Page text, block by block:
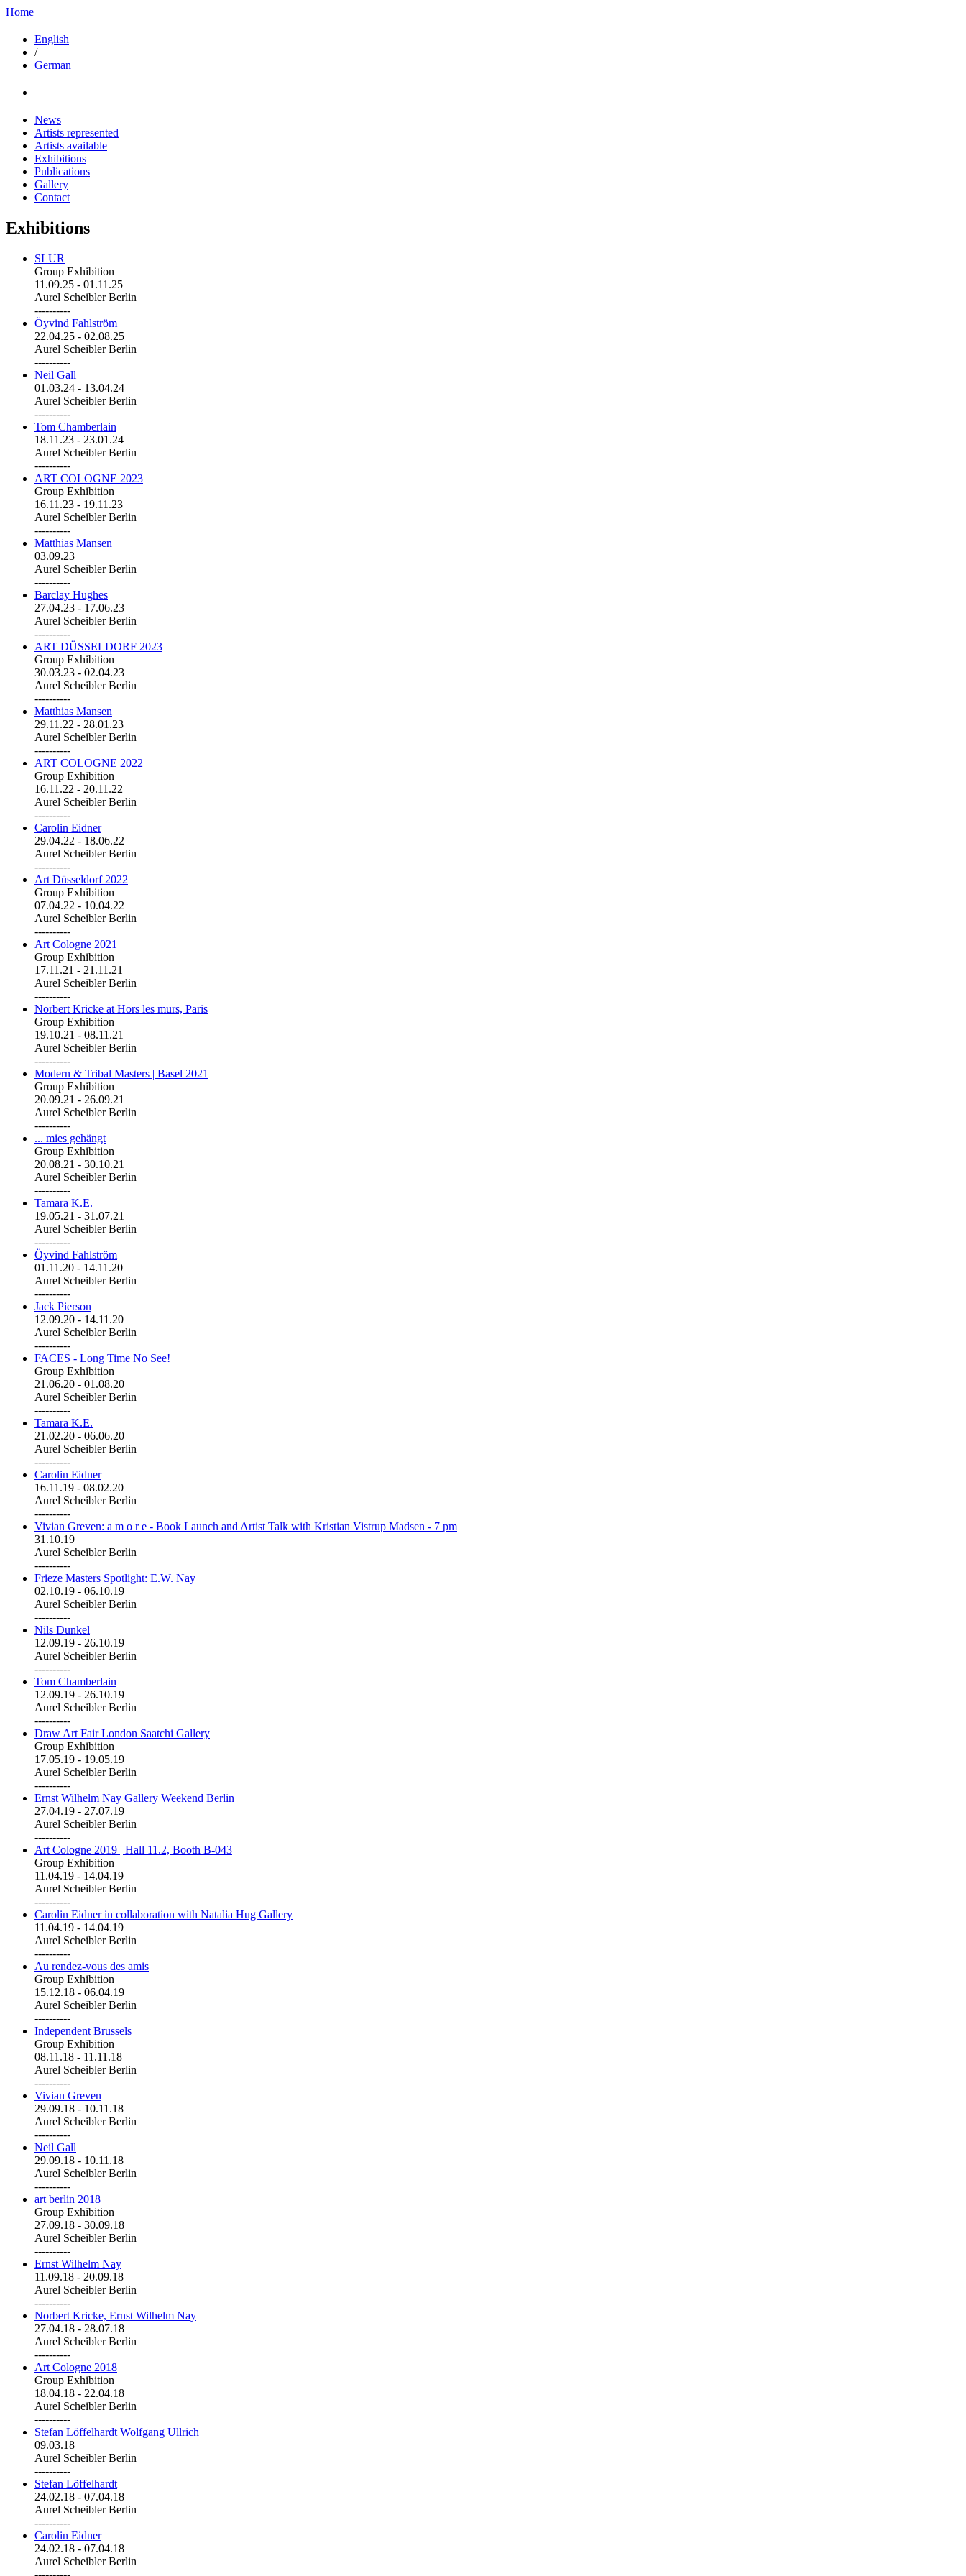
Home
English
/
German
News
Artists represented
Artists available
Exhibitions
Publications
Gallery
Contact
Exhibitions
SLUR
Group Exhibition
11.09.25 - 01.11.25
Aurel Scheibler Berlin
----------
Öyvind Fahlström
22.04.25 - 02.08.25
Aurel Scheibler Berlin
----------
Neil Gall
01.03.24 - 13.04.24
Aurel Scheibler Berlin
----------
Tom Chamberlain
18.11.23 - 23.01.24
Aurel Scheibler Berlin
----------
ART COLOGNE 2023
Group Exhibition
16.11.23 - 19.11.23
Aurel Scheibler Berlin
----------
Matthias Mansen
03.09.23
Aurel Scheibler Berlin
----------
Barclay Hughes
27.04.23 - 17.06.23
Aurel Scheibler Berlin
----------
ART DÜSSELDORF 2023
Group Exhibition
30.03.23 - 02.04.23
Aurel Scheibler Berlin
----------
Matthias Mansen
29.11.22 - 28.01.23
Aurel Scheibler Berlin
----------
ART COLOGNE 2022
Group Exhibition
16.11.22 - 20.11.22
Aurel Scheibler Berlin
----------
Carolin Eidner
29.04.22 - 18.06.22
Aurel Scheibler Berlin
----------
Art Düsseldorf 2022
Group Exhibition
07.04.22 - 10.04.22
Aurel Scheibler Berlin
----------
Art Cologne 2021
Group Exhibition
17.11.21 - 21.11.21
Aurel Scheibler Berlin
----------
Norbert Kricke at Hors les murs, Paris
Group Exhibition
19.10.21 - 08.11.21
Aurel Scheibler Berlin
----------
Modern & Tribal Masters | Basel 2021
Group Exhibition
20.09.21 - 26.09.21
Aurel Scheibler Berlin
----------
... mies gehängt
Group Exhibition
20.08.21 - 30.10.21
Aurel Scheibler Berlin
----------
Tamara K.E.
19.05.21 - 31.07.21
Aurel Scheibler Berlin
----------
Öyvind Fahlström
01.11.20 - 14.11.20
Aurel Scheibler Berlin
----------
Jack Pierson
12.09.20 - 14.11.20
Aurel Scheibler Berlin
----------
FACES - Long Time No See!
Group Exhibition
21.06.20 - 01.08.20
Aurel Scheibler Berlin
----------
Tamara K.E.
21.02.20 - 06.06.20
Aurel Scheibler Berlin
----------
Carolin Eidner
16.11.19 - 08.02.20
Aurel Scheibler Berlin
----------
Vivian Greven: a m o r e - Book Launch and Artist Talk with Kristian Vistrup Madsen - 7 pm
31.10.19
Aurel Scheibler Berlin
----------
Frieze Masters Spotlight: E.W. Nay
02.10.19 - 06.10.19
Aurel Scheibler Berlin
----------
Nils Dunkel
12.09.19 - 26.10.19
Aurel Scheibler Berlin
----------
Tom Chamberlain
12.09.19 - 26.10.19
Aurel Scheibler Berlin
----------
Draw Art Fair London Saatchi Gallery
Group Exhibition
17.05.19 - 19.05.19
Aurel Scheibler Berlin
----------
Ernst Wilhelm Nay Gallery Weekend Berlin
27.04.19 - 27.07.19
Aurel Scheibler Berlin
----------
Art Cologne 2019 | Hall 11.2, Booth B-043
Group Exhibition
11.04.19 - 14.04.19
Aurel Scheibler Berlin
----------
Carolin Eidner in collaboration with Natalia Hug Gallery
11.04.19 - 14.04.19
Aurel Scheibler Berlin
----------
Au rendez-vous des amis
Group Exhibition
15.12.18 - 06.04.19
Aurel Scheibler Berlin
----------
Independent Brussels
Group Exhibition
08.11.18 - 11.11.18
Aurel Scheibler Berlin
----------
Vivian Greven
29.09.18 - 10.11.18
Aurel Scheibler Berlin
----------
Neil Gall
29.09.18 - 10.11.18
Aurel Scheibler Berlin
----------
art berlin 2018
Group Exhibition
27.09.18 - 30.09.18
Aurel Scheibler Berlin
----------
Ernst Wilhelm Nay
11.09.18 - 20.09.18
Aurel Scheibler Berlin
----------
Norbert Kricke, Ernst Wilhelm Nay
27.04.18 - 28.07.18
Aurel Scheibler Berlin
----------
Art Cologne 2018
Group Exhibition
18.04.18 - 22.04.18
Aurel Scheibler Berlin
----------
Stefan Löffelhardt Wolfgang Ullrich
09.03.18
Aurel Scheibler Berlin
----------
Stefan Löffelhardt
24.02.18 - 07.04.18
Aurel Scheibler Berlin
----------
Carolin Eidner
24.02.18 - 07.04.18
Aurel Scheibler Berlin